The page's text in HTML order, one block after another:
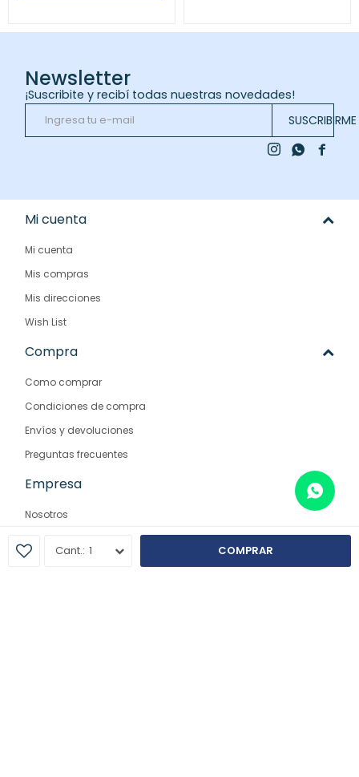
1 COMPRAR
Newsletter
¡Suscribite y recibí todas nuestras novedades!
SUSCRIBIRME

 
Mi cuenta
Mi cuenta
Mis compras
Mis direcciones
Wish List
Compra
Como comprar
Condiciones de compra
Envíos y devoluciones
Preguntas frecuentes
Empresa
Nosotros